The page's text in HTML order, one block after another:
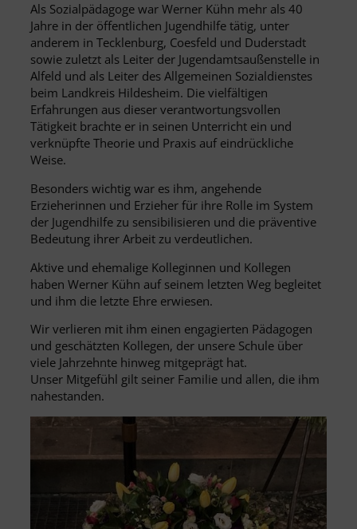
Als Sozialpädagoge war Werner Kühn mehr als 40
Jahre in der öffentlichen Jugendhilfe tätig, unter
anderem in Tecklenburg, Coesfeld und Duderstadt
sowie zuletzt als Leiter der Jugendamtsaußenstelle in
Alfeld und als Leiter des Allgemeinen Sozialdienstes
beim Landkreis Hildesheim. Die vielfältigen
Erfahrungen aus dieser verantwortungsvollen
Tätigkeit brachte er in seinen Unterricht ein und
verknüpfte Theorie und Praxis auf eindrückliche
Weise.
Besonders wichtig war es ihm, angehende
Erzieherinnen und Erzieher für ihre Rolle im System
der Jugendhilfe zu sensibilisieren und die präventive
Bedeutung ihrer Arbeit zu verdeutlichen.
Aktive und ehemalige Kolleginnen und Kollegen
haben Werner Kühn auf seinem letzten Weg begleitet
und ihm die letzte Ehre erwiesen.
Wir verlieren mit ihm einen engagierten Pädagogen
und geschätzten Kollegen, der unsere Schule über
viele Jahrzehnte hinweg mitgeprägt hat.
Unser Mitgefühl gilt seiner Familie und allen, die ihm
nahestanden.